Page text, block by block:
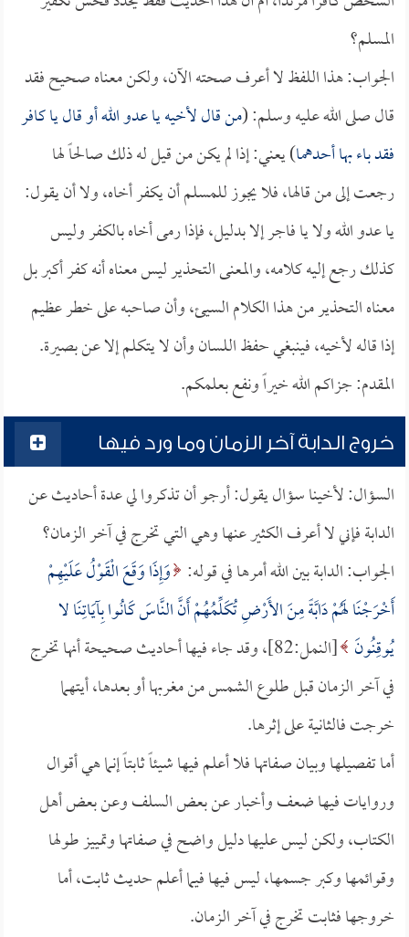
المسلم؟
الجواب: هذا اللفظ لا أعرف صحته الآن، ولكن معناه صحيح فقد
قال صلى الله عليه وسلم: (من قال لأخيه يا عدو الله أو قال يا كافر
فقد باء بها أحدهما) يعني: إذا لم يكن من قيل له ذلك صالحاً لها
رجعت إلى من قالها، فلا يجوز للمسلم أن يكفر أخاه، ولا أن يقول:
يا عدو الله ولا يا فاجر إلا بدليل، فإذا رمى أخاه بالكفر وليس
كذلك رجع إليه كلامه، والمعنى التحذير ليس معناه أنه كفر أكبر بل
معناه التحذير من هذا الكلام السيئ، وأن صاحبه على خطر عظيم
إذا قاله لأخيه، فينبغي حفظ اللسان وأن لا يتكلم إلا عن بصيرة.
المقدم: جزاكم الله خيراً ونفع بعلمكم.
خروج الدابة آخر الزمان وما ورد فيها
السؤال: لأخينا سؤال يقول: أرجو أن تذكروا لي عدة أحاديث عن
الدابة فإني لا أعرف الكثير عنها وهي التي تخرج في آخر الزمان؟
الجواب: الدابة بين الله أمرها في قوله: وَإِذَا وَقَعَ الْقَوْلُ عَلَيْهِمْ
أَخْرَجْنَا لَهُمْ دَابَّةً مِنَ الأَرْضِ تُكَلِّمُهُمْ أَنَّ النَّاسَ كَانُوا بِآيَاتِنَا لا
يُوقِنُونَ
[النمل:82]، وقد جاء فيها أحاديث صحيحة أنها تخرج
في آخر الزمان قبل طلوع الشمس من مغربها أو بعدها، أيتهما
خرجت فالثانية على إثرها.
أما تفصيلها وبيان صفاتها فلا أعلم فيها شيئاً ثابتاً إنما هي أقوال
وروايات فيها ضعف وأخبار عن بعض السلف وعن بعض أهل
الكتاب، ولكن ليس عليها دليل واضح في صفاتها وتمييز طولها
وقوائمها وكبر جسمها، ليس فيها فيما أعلم حديث ثابت، أما
خروجها فثابت تخرج في آخر الزمان.